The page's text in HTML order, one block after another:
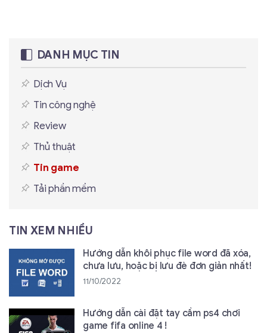
DANH MỤC TIN
Dịch Vụ
Tin công nghệ
Review
Thủ thuật
Tin game
Tải phần mềm
TIN XEM NHIỀU
Hướng dẫn khôi phục file word đã xóa,
chưa lưu, hoặc bị lưu đè đơn giản nhất!
11/10/2022
Hướng dẫn cài đặt tay cầm ps4 chơi
game fifa online 4 !